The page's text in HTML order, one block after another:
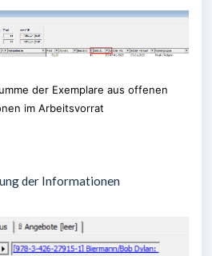
der Exemplare aus offenen
im Arbeitsvorrat
der Informationen